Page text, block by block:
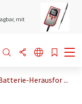
mit
Herausfor ...